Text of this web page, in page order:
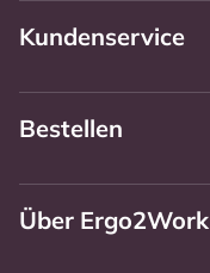
Kundenservice
Bestellen
Über Ergo2Work